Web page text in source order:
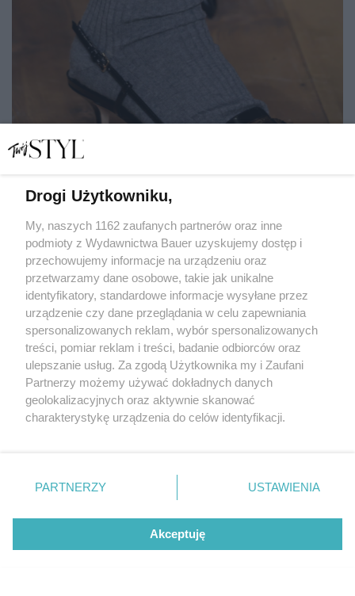
Modne buty na jesień-zimę 2024/25: kitten heels ze
skarpetami, lakierowane oficerki i kozaki za kolano
KATARZYNA DYŁŁO
TRENDY
POLITYKA PRYWATNOŚCI
Drogi Użytkowniku,
My, naszych 1162 zaufanych partnerów oraz inne
podmioty z Wydawnictwa Bauer uzyskujemy dostęp i
przechowujemy informacje na urządzeniu oraz
przetwarzamy dane osobowe, takie jak unikalne
identyfikatory, standardowe informacje wysyłane przez
urządzenie czy dane przeglądania w celu zapewniania
spersonalizowanych reklam, wybór spersonalizowanych
treści, pomiar reklam i treści, badanie odbiorców oraz
ulepszanie usług. Za zgodą Użytkownika my i Zaufani
Partnerzy możemy używać dokładnych danych
geolokalizacyjnych oraz aktywnie skanować
charakterystykę urządzenia do celów identyfikacji.
zmienić/wycofać klikając przycisk ustawień prywatności
znajdujący się w lewym dolnym rogu strony
rodzaje przetwarzania danych nie wymagają zgody
użytkownika, ale masz prawo sprzeciwić się takiemu
PARTNERZY USTAWIENIA
Akceptuję